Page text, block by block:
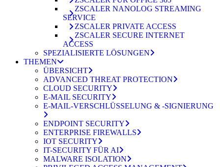
ZSCALER NANOLOG STREAMING
SERVICE
ZSCALER PRIVATE ACCESS
ZSCALER SECURE INTERNET
ACCESS
SPEZIALISIERTE LÖSUNGEN
THEMEN
ÜBERSICHT
ADVANCED THREAT PROTECTION
CLOUD SECURITY
E-MAIL SECURITY
E-MAIL-VERSCHLÜSSELUNG & -SIGNIERUNG
ENDPOINT SECURITY
ENTERPRISE FIREWALLS
IOT SECURITY
IT-SECURITY FÜR AI
MALWARE ISOLATION